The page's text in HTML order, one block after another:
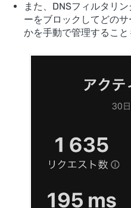
また、DNSフィルタリ
ーをブロックしてどの
かを手動で管理すること